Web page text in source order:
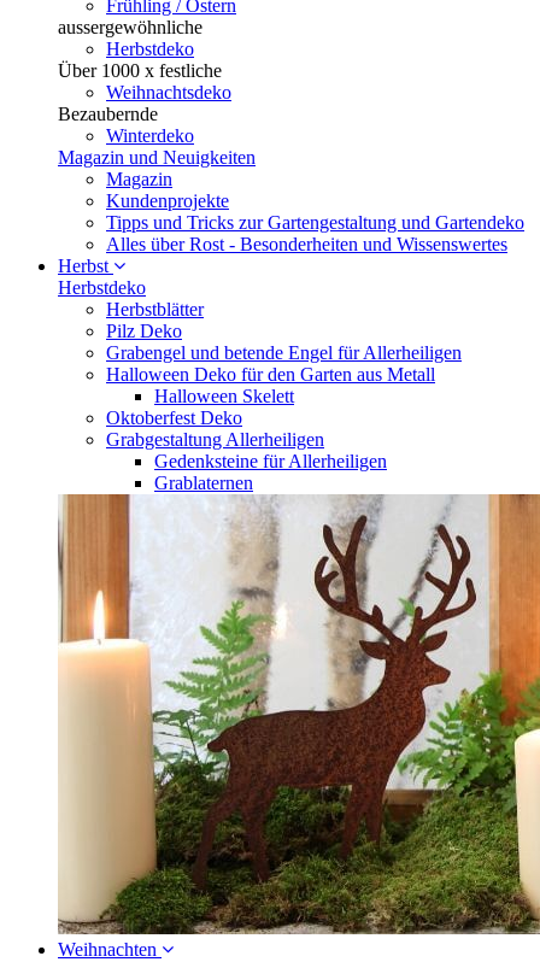
Frühling / Ostern
aussergewöhnliche
Herbstdeko
Über 1000 x festliche
Weihnachtsdeko
Bezaubernde
Winterdeko
Magazin und Neuigkeiten
Magazin
Kundenprojekte
Tipps und Tricks zur Gartengestaltung und Gartendeko
Alles über Rost - Besonderheiten und Wissenswertes
Herbst
Herbstdeko
Herbstblätter
Pilz Deko
Grabengel und betende Engel für Allerheiligen
Halloween Deko für den Garten aus Metall
Halloween Skelett
Oktoberfest Deko
Grabgestaltung Allerheiligen
Gedenksteine für Allerheiligen
Grablaternen
Weihnachten